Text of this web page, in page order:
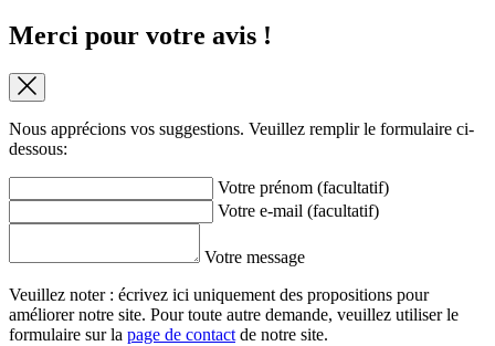
Merci pour votre avis !
Nous apprécions vos suggestions. Veuillez remplir le formulaire ci-
dessous:
Votre prénom (facultatif)
Votre e-mail (facultatif)
Votre message
Veuillez noter : écrivez ici uniquement des propositions pour
améliorer notre site. Pour toute autre demande, veuillez utiliser le
formulaire sur la page de contact de notre site.